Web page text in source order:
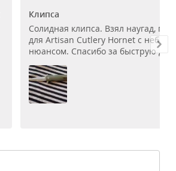
Клипса
Солидная клипса. Взял наугад,
для Artisan Cutlery Hornet с
нюансом. Спасибо за быструю